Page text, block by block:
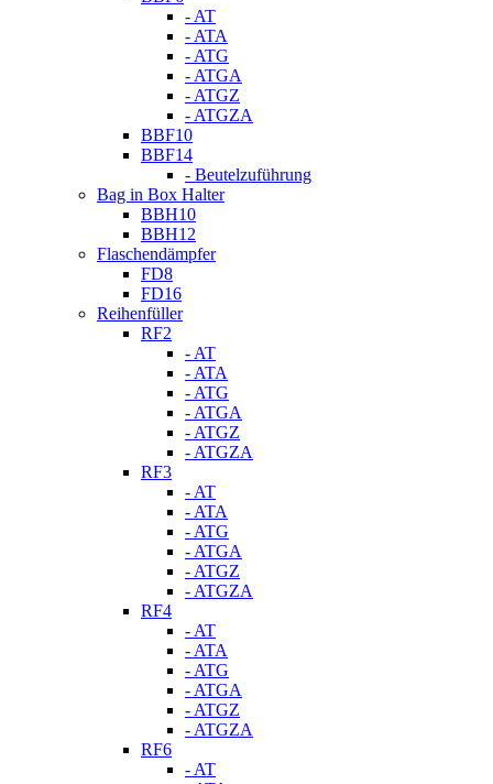
- AT
- ATA
- ATG
- ATGA
- ATGZ
- ATGZA
BBF10
BBF14
- Beutelzuführung
Bag in Box Halter
BBH10
BBH12
Flaschendämpfer
FD8
FD16
Reihenfüller
RF2
- AT
- ATA
- ATG
- ATGA
- ATGZ
- ATGZA
RF3
- AT
- ATA
- ATG
- ATGA
- ATGZ
- ATGZA
RF4
- AT
- ATA
- ATG
- ATGA
- ATGZ
- ATGZA
RF6
- AT